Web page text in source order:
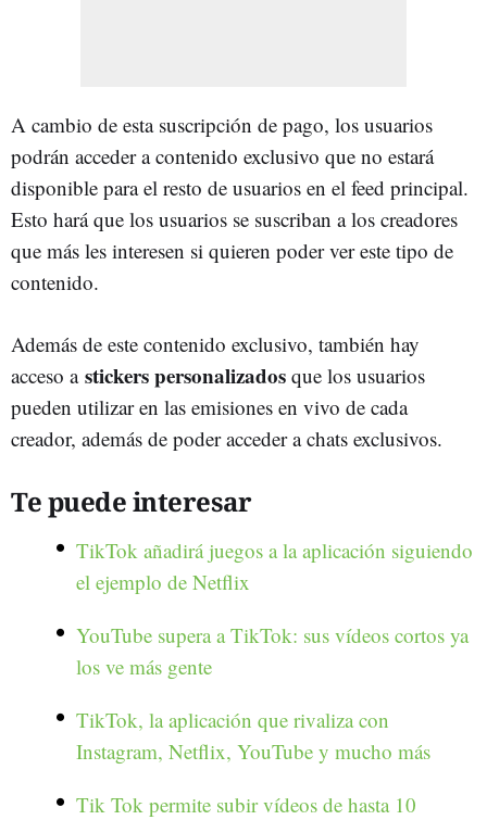
A cambio de esta suscripción de pago, los usuarios
podrán acceder a contenido exclusivo que no estará
disponible para el resto de usuarios en el feed principal.
Esto hará que los usuarios se suscriban a los creadores
que más les interesen si quieren poder ver este tipo de
contenido.
Además de este contenido exclusivo, también hay
acceso a stickers personalizados que los usuarios
pueden utilizar en las emisiones en vivo de cada
creador, además de poder acceder a chats exclusivos.
Te puede interesar
TikTok añadirá juegos a la aplicación siguiendo
el ejemplo de Netflix
YouTube supera a TikTok: sus vídeos cortos ya
los ve más gente
TikTok, la aplicación que rivaliza con
Instagram, Netflix, YouTube y mucho más
Tik Tok permite subir vídeos de hasta 10